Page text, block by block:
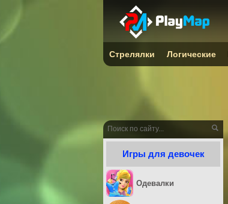
Игры для девочек
Одевалки
Стрелялки Логические